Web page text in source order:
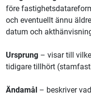
före
och eventuellt ännu
datum och
Ursprung – visar till
tidigare tillhört
Ändamål – beskriver